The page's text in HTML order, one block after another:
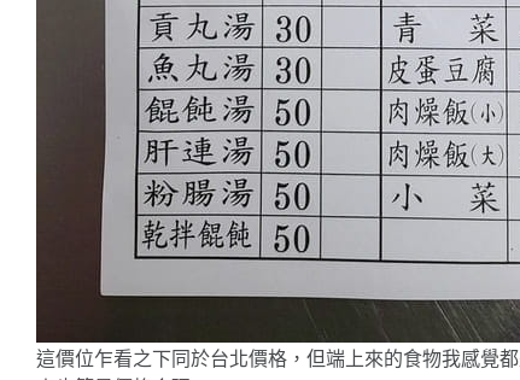
這價位乍看之下同於台北價格，但端上來的食物我感覺